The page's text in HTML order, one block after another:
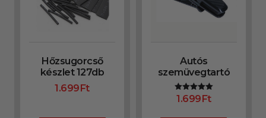
Hőzsugorcső
készlet 127db
1.699Ft
Autós
szemüvegtartó
Értékelés:
5.00
1.699Ft